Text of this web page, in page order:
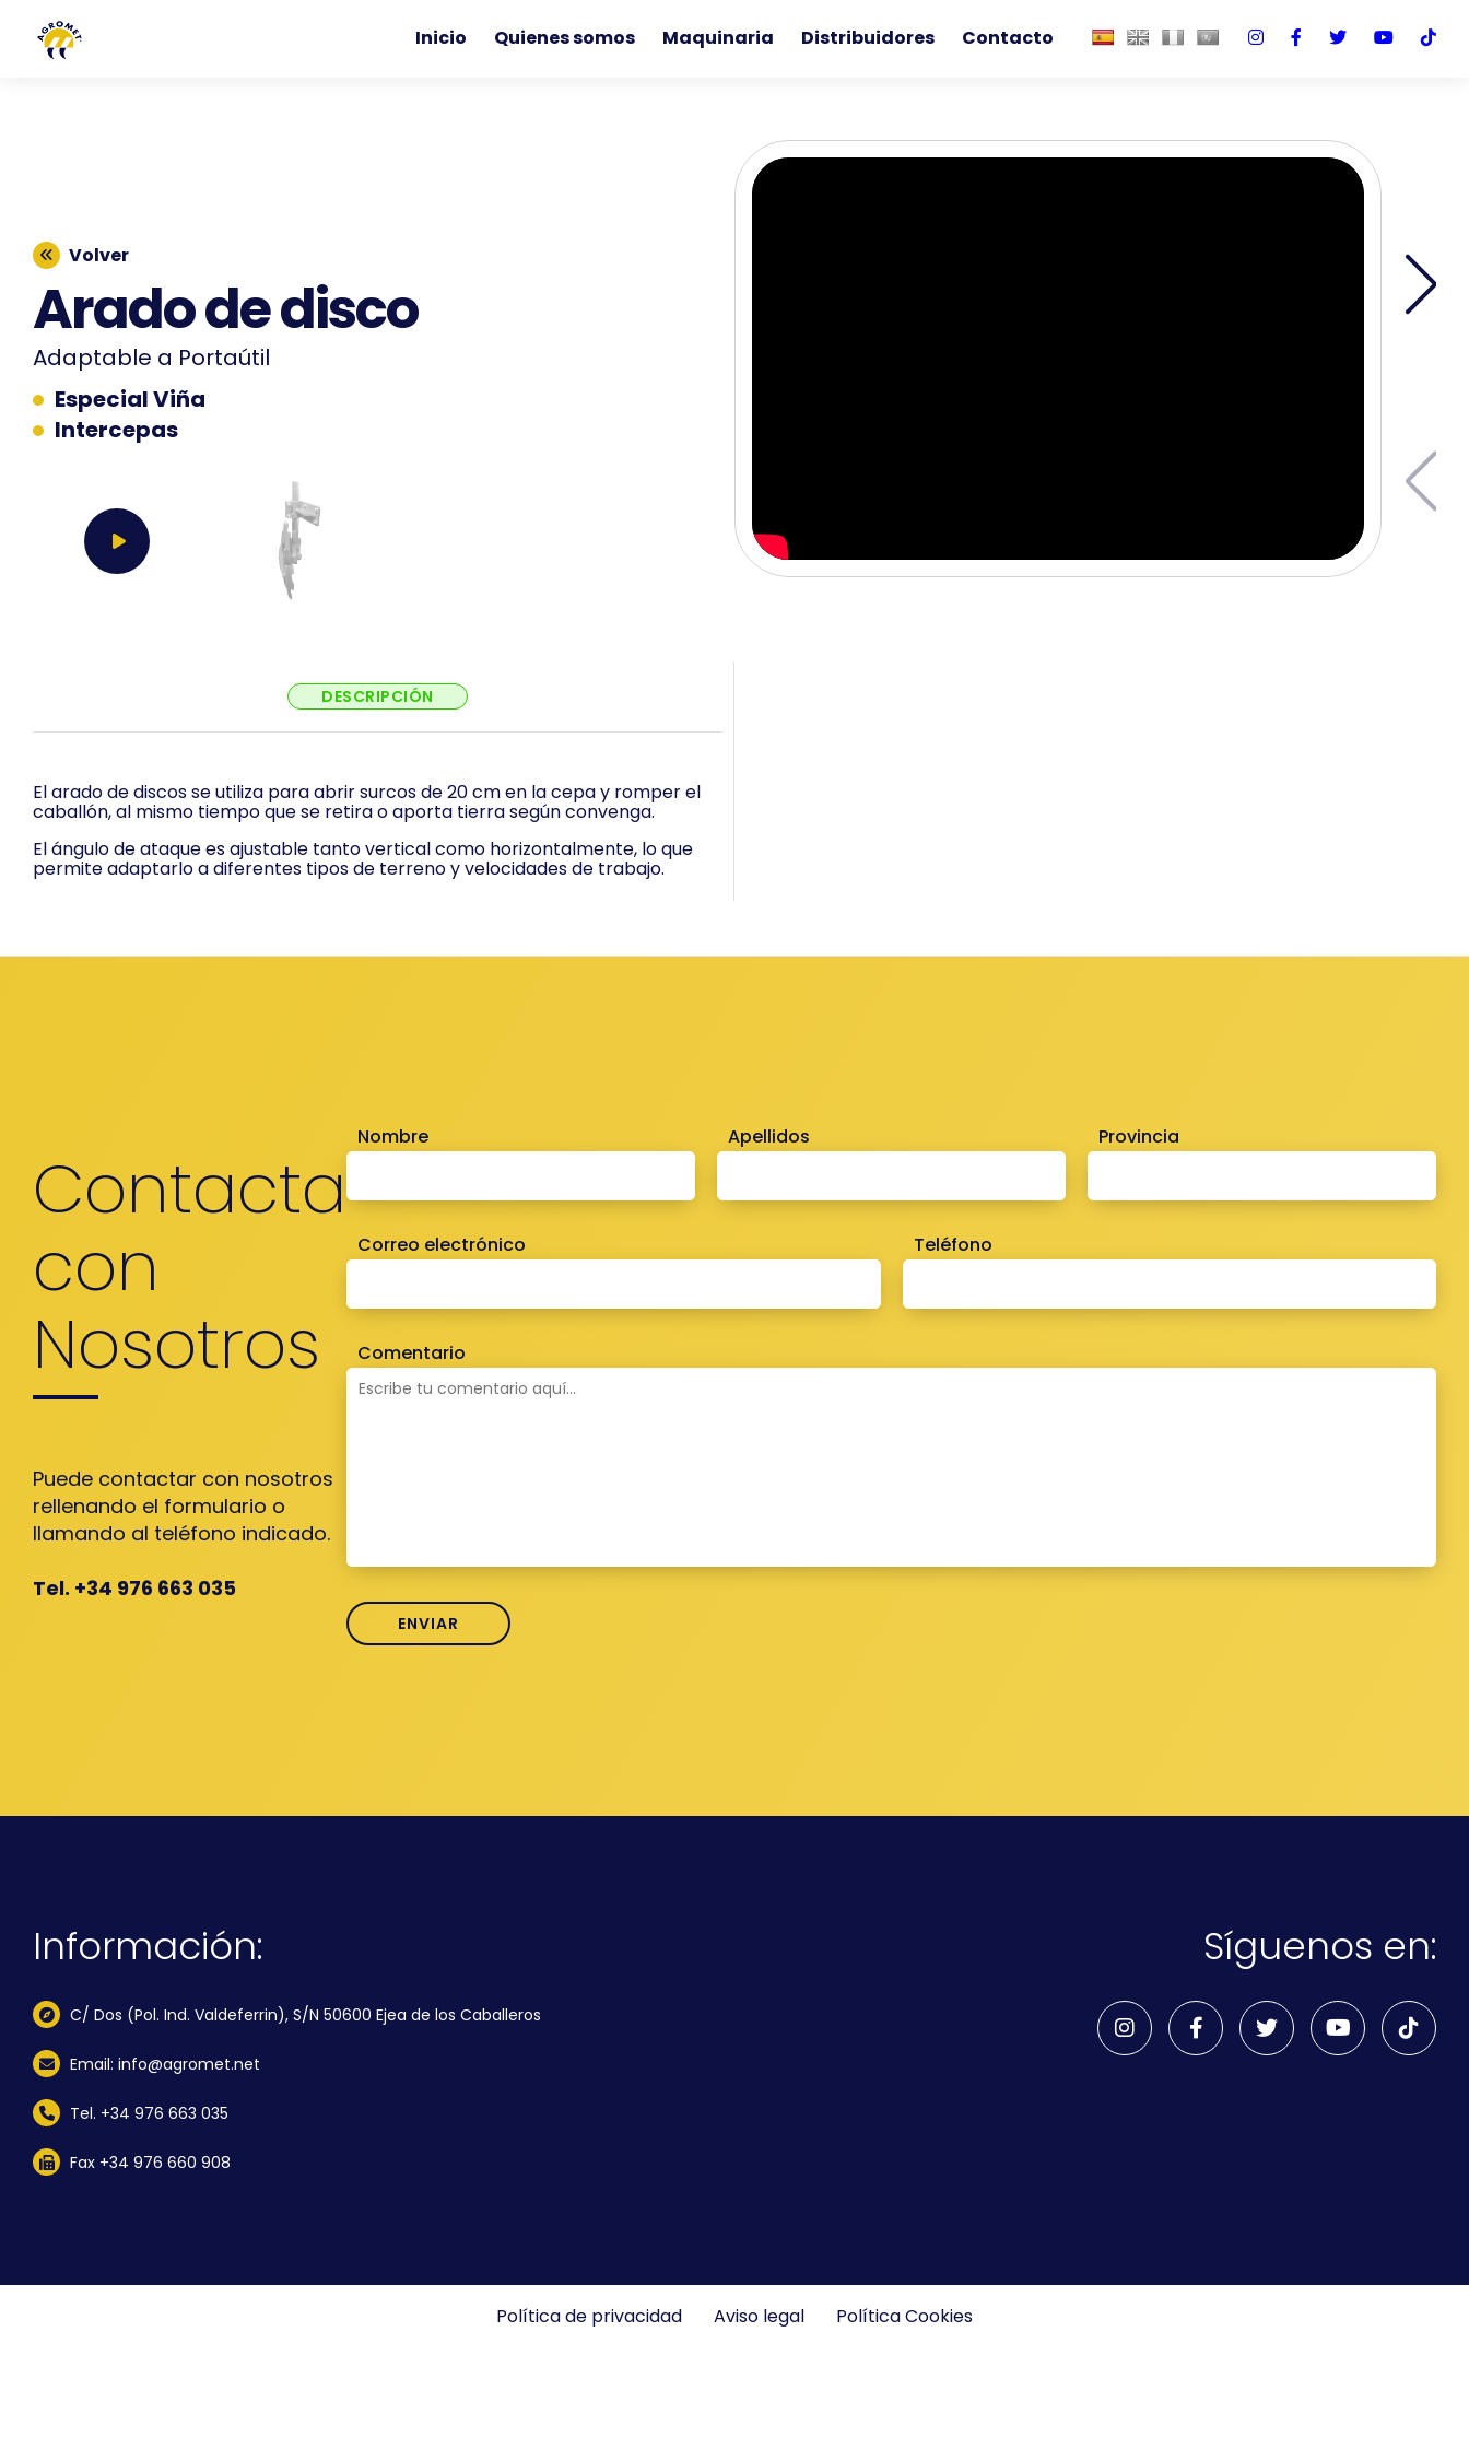
Inicio Quienes somos Maquinaria Distribuidores Contacto
Volver
Arado de disco
Adaptable a Portaútil
Especial Viña
Intercepas
DESCRIPCIÓN
El arado de discos se utiliza para abrir surcos de 20 cm en la cepa y romper el
caballón, al mismo tiempo que se retira o aporta tierra según convenga.
El ángulo de ataque es ajustable tanto vertical como horizontalmente, lo que
permite adaptarlo a diferentes tipos de terreno y velocidades de trabajo.
Contacta
con
Nosotros
Puede contactar con nosotros
rellenando el formulario o
llamando al teléfono indicado.
Tel. +34 976 663 035
Nombre Apellidos Provincia
Correo electrónico Teléfono
Comentario
Información:
C/ Dos (Pol. Ind. Valdeferrin), S/N 50600 Ejea de los Caballeros
Email: info@agromet.net
Tel. +34 976 663 035
Fax +34 976 660 908
Síguenos en:
Política de privacidad Aviso legal Política Cookies